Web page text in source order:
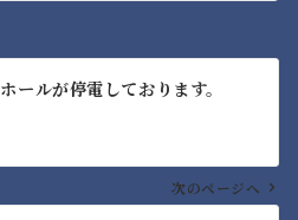
ールが停電しております。
次のページへ